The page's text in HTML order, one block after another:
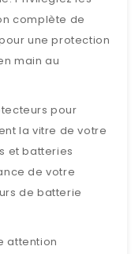
complète de
une protection
main au
pour
la vitre de votre
et batteries
de votre
de batterie
attention